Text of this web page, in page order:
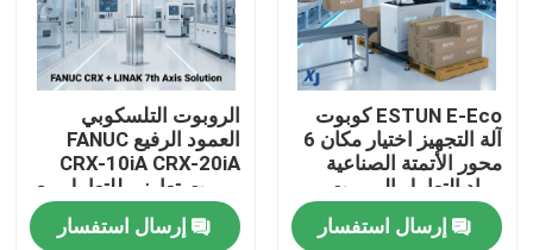
معلومات عنا
جولة في المعمل
رقابة جودة
ESTUN E-Eco كوبوت
آلة التجهيز اختيار مكان 6
محور الأتمتة الصناعية
مواد التعامل الروبوت
التعاوني
إرسال استفسار
الروبوت التلسكوبي
العمود الرفيع FANUC
CRX-10iA CRX-20iA
روبوت تعاوني للتعامل مع
الحاويات
إرسال استفسار